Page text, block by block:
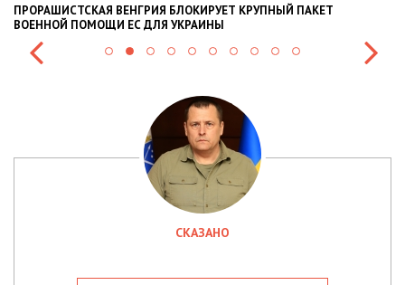
ПРОРАШИСТСКАЯ ВЕНГРИЯ БЛОКИРУЕТ КРУПНЫЙ ПАКЕТ
ВОЕННОЙ ПОМОЩИ ЕС ДЛЯ УКРАИНЫ
СКАЗАНО